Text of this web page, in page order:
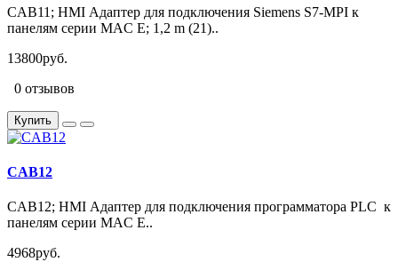
CAB11; HMI Адаптер для подключения Siemens S7-MPI к
панелям серии MAC E; 1,2 m (21)..
13800руб.
0 отзывов
Купить
CAB12
CAB12; HMI Адаптер для подключения программатора PLC к
панелям серии MAC E..
4968руб.